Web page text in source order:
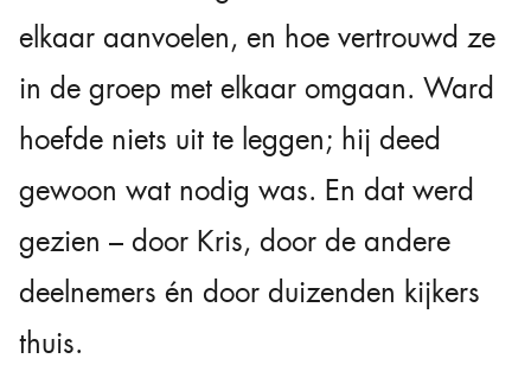
elkaar aanvoelen, en hoe vertrouwd ze
in de groep met elkaar omgaan. Ward
hoefde niets uit te leggen; hij deed
gewoon wat nodig was. En dat werd
gezien – door Kris, door de andere
deelnemers én door duizenden kijkers
thuis.